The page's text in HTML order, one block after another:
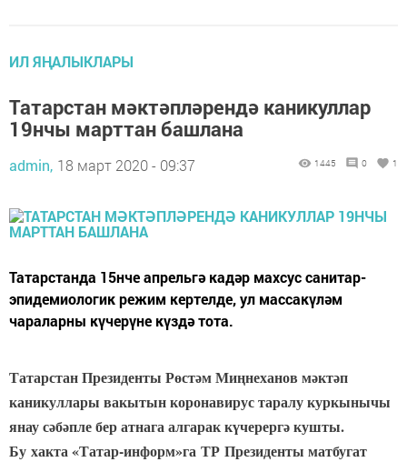
ИЛ ЯҢАЛЫКЛАРЫ
Татарстан мәктәпләрендә каникуллар
19нчы марттан башлана
admin, 18 март 2020 - 09:37 1445 0 1
Татарстанда 15нче апрельгә кадәр махсус санитар-
эпидемиологик режим кертелде, ул массакүләм
чараларны күчерүне күздә тота.
Татарстан Президенты Рөстәм Миңнеханов мәктәп
каникуллары вакытын коронавирус таралу куркынычы
янау сәбәпле бер атнага алгарак күчерергә кушты.
Бу хакта «Татар-информ»га ТР Президенты матбугат